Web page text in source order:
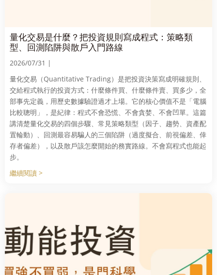
量化交易是什麼？把投資規則寫成程式：策略類
型、回測陷阱與散戶入門路線
2026/07/31 |
量化交易（Quantitative Trading）是把投資決策寫成明確規則、
交給程式執行的投資方式：什麼條件買、什麼條件賣、買多少，全
部事先定義，用歷史數據驗證過才上場。它的核心價值不是「電腦
比較聰明」，是紀律：程式不會恐慌、不會貪婪、不會凹單。這篇
講清楚量化交易的四個步驟、常見策略類型（因子、趨勢、資產配
置輪動）、回測最容易騙人的三個陷阱（過度擬合、前視偏差、倖
存者偏差），以及散戶該怎麼開始的務實路線。不會寫程式也能起
步。
繼續閱讀 >